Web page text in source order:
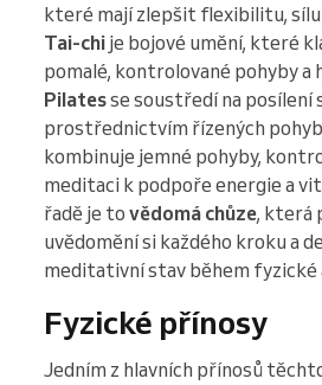
které mají zlepšit flexibilitu, sílu
Tai-chi je bojové umění, které
pomalé, kontrolované pohyby a
Pilatesse soustředí na posílení
prostřednictvím řízených
kombinuje jemné pohyby,
meditaci k podpoře energie a
řadě je to vědomá chůze, která
uvědomění si každého kroku a
meditativní stav během
Fyzické přínosy
Jedním z hlavních přínosů